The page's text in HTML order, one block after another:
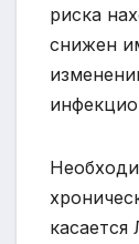
риска
снижен